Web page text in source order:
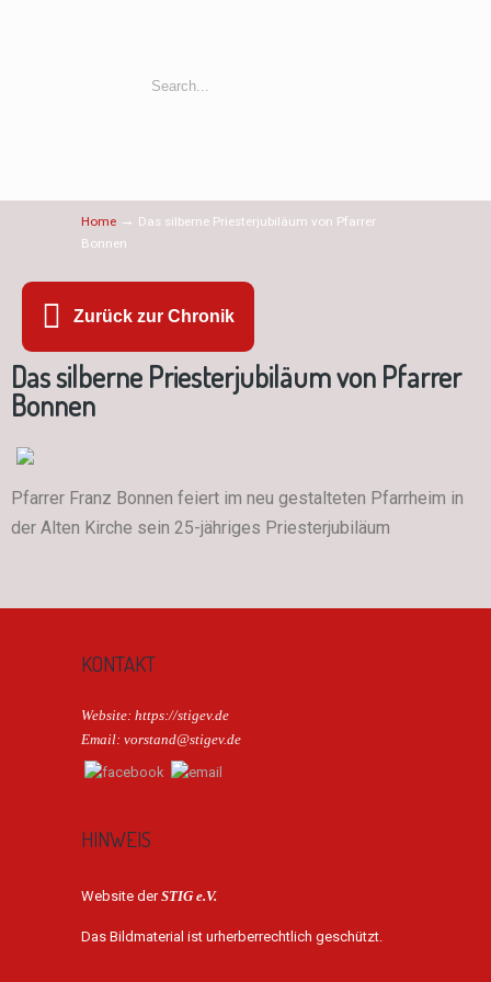
Home → Das silberne Priesterjubiläum von Pfarrer
Bonnen
Zurück zur Chronik
Das silberne Priesterjubiläum von Pfarrer
Bonnen
Pfarrer Franz Bonnen feiert im neu gestalteten Pfarrheim in
der Alten Kirche sein 25-jähriges Priesterjubiläum
KONTAKT
Website: https://stigev.de
Email: vorstand@stigev.de
HINWEIS
Website derSTIG e.V.
Das Bildmaterial ist urherberrechtlich geschützt.